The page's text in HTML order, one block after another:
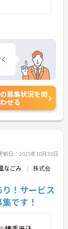
募集状況を問
せる
新日：2025年10月30日
なごみ
株式会
り！サービス
です！